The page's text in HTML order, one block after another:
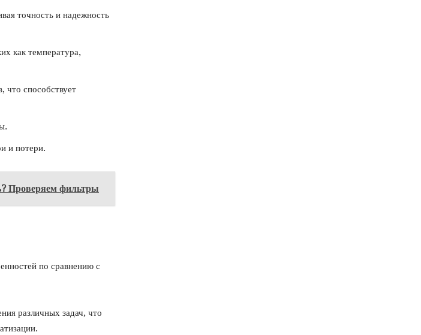
точность и надежность
как температура,
что способствует
и потери.
Проверяем фильтры
по сравнению с
различных задач, что